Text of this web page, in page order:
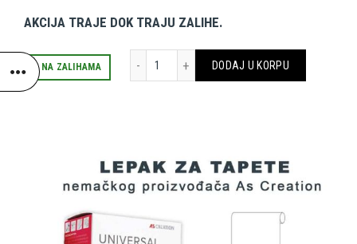
AKCIJA TRAJE DOK TRAJU ZALIHE.
2 NA ZALIHAMA
AS CREATION TAPETE 951851 količina
DODAJ U KORPU